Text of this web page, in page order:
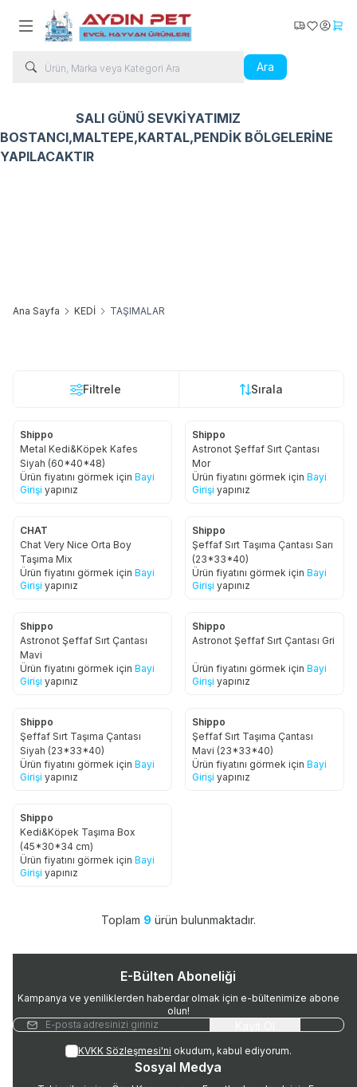
Ara
Kargo Takip
Favorilerim
SALI GÜNÜ SEVKİYATIMIZ
BOSTANCI,MALTEPE,KARTAL,PENDİK BÖLGELERİNE
YAPILACAKTIR
Ana Sayfa KEDİ TAŞIMALAR
Filtrele Sırala
Shippo
Metal Kedi&Köpek Kafes
Siyah (60*40*48)
Ürün fiyatını görmek için Bayi
Girişi yapınız
Shippo
Astronot Şeffaf Sırt Çantası
Mor
Ürün fiyatını görmek için Bayi
Girişi yapınız
CHAT
Chat Very Nice Orta Boy
Taşıma Mix
Ürün fiyatını görmek için Bayi
Girişi yapınız
Shippo
Şeffaf Sırt Taşıma Çantası Sarı
(23*33*40)
Ürün fiyatını görmek için Bayi
Girişi yapınız
Shippo
Astronot Şeffaf Sırt Çantası
Mavi
Ürün fiyatını görmek için Bayi
Girişi yapınız
Shippo
Astronot Şeffaf Sırt Çantası Gri
Ürün fiyatını görmek için Bayi
Girişi yapınız
Shippo
Şeffaf Sırt Taşıma Çantası
Siyah (23*33*40)
Ürün fiyatını görmek için Bayi
Girişi yapınız
Shippo
Şeffaf Sırt Taşıma Çantası
Mavi (23*33*40)
Ürün fiyatını görmek için Bayi
Girişi yapınız
Shippo
Kedi&Köpek Taşıma Box
(45*30*34 cm)
Ürün fiyatını görmek için Bayi
Girişi yapınız
Toplam 9 ürün bulunmaktadır.
E-Bülten Aboneliği
Kampanya ve yeniliklerden haberdar olmak için e-bültenimize abone
olun!
KVKK Sözleşmesi'ni okudum, kabul ediyorum.
Sosyal Medya